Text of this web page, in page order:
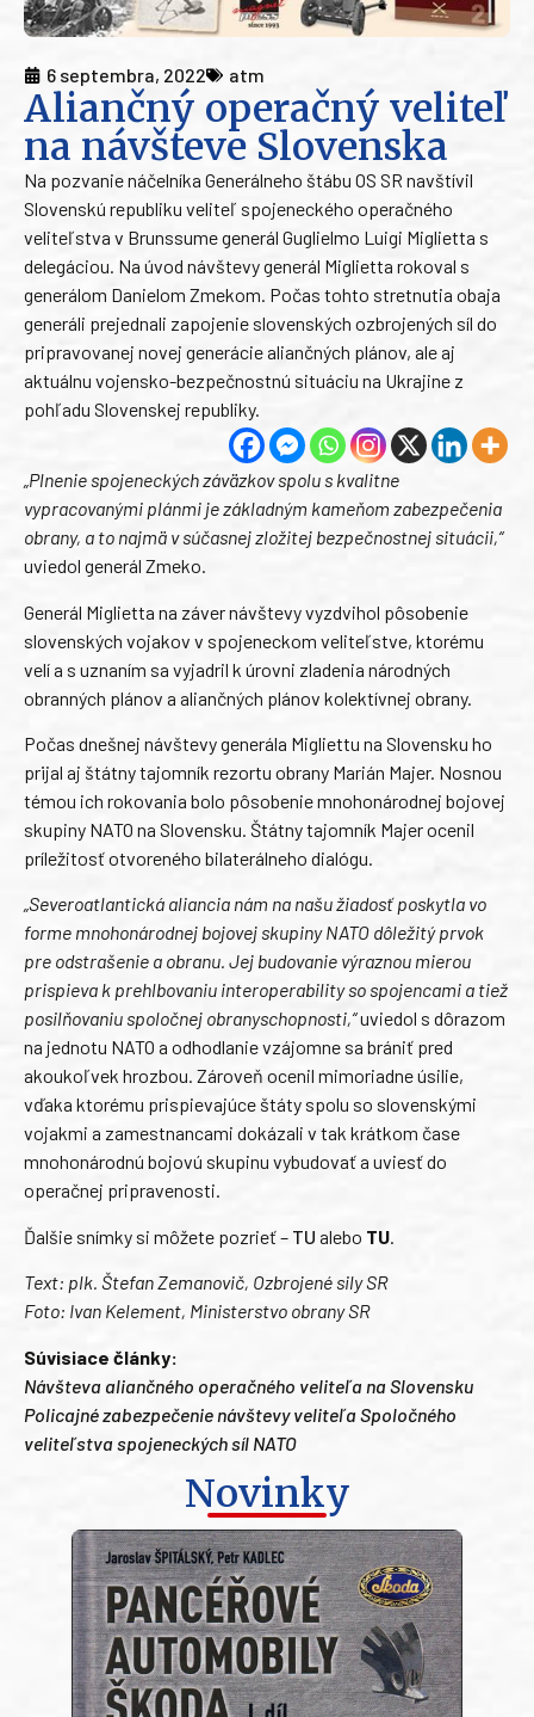
6 septembra, 2022 atm
Aliančný operačný veliteľ
na návšteve Slovenska
Na pozvanie náčelníka Generálneho štábu OS SR navštívil
Slovenskú republiku veliteľ spojeneckého operačného
veliteľstva v Brunssume generál Guglielmo Luigi Miglietta s
delegáciou. Na úvod návštevy generál Miglietta rokoval s
generálom Danielom Zmekom. Počas tohto stretnutia obaja
generáli prejednali zapojenie slovenských ozbrojených síl do
pripravovanej novej generácie aliančných plánov, ale aj
aktuálnu vojensko-bezpečnostnú situáciu na Ukrajine z
pohľadu Slovenskej republiky.
„Plnenie spojeneckých záväzkov spolu s kvalitne
vypracovanými plánmi je základným kameňom zabezpečenia
obrany, a to najmä v súčasnej zložitej bezpečnostnej situácii,“
uviedol generál Zmeko.
Generál Miglietta na záver návštevy vyzdvihol pôsobenie
slovenských vojakov v spojeneckom veliteľstve, ktorému
velí a s uznaním sa vyjadril k úrovni zladenia národných
obranných plánov a aliančných plánov kolektívnej obrany.
Počas dnešnej návštevy generála Migliettu na Slovensku ho
prijal aj štátny tajomník rezortu obrany Marián Majer. Nosnou
témou ich rokovania bolo pôsobenie mnohonárodnej bojovej
skupiny NATO na Slovensku. Štátny tajomník Majer ocenil
príležitosť otvoreného bilaterálneho dialógu.
„Severoatlantická aliancia nám na našu žiadosť poskytla vo
forme mnohonárodnej bojovej skupiny NATO dôležitý prvok
pre odstrašenie a obranu. Jej budovanie výraznou mierou
prispieva k prehlbovaniu interoperability so spojencami a tiež
posilňovaniu spoločnej obranyschopnosti,“uviedol s dôrazom
na jednotu NATO a odhodlanie vzájomne sa brániť pred
akoukoľvek hrozbou. Zároveň ocenil mimoriadne úsilie,
vďaka ktorému prispievajúce štáty spolu so slovenskými
vojakmi a zamestnancami dokázali v tak krátkom čase
mnohonárodnú bojovú skupinu vybudovať a uviesť do
operačnej pripravenosti.
Ďalšie snímky si môžete pozrieť – TU alebo TU
Text: plk. Štefan Zemanovič, Ozbrojené sily SR
Foto: Ivan Kelement, Ministerstvo obrany SR
Súvisiace články:
Návšteva aliančného operačného veliteľa na Slovensku
Policajné zabezpečenie návštevy veliteľa Spoločného
veliteľstva spojeneckých síl NATO
Novinky